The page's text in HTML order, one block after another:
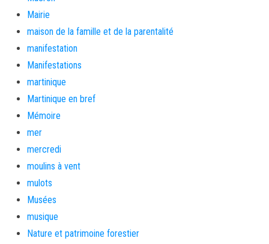
Mairie
maison de la famille et de la parentalité
manifestation
Manifestations
martinique
Martinique en bref
Mémoire
mer
mercredi
moulins à vent
mulots
Musées
musique
Nature et patrimoine forestier